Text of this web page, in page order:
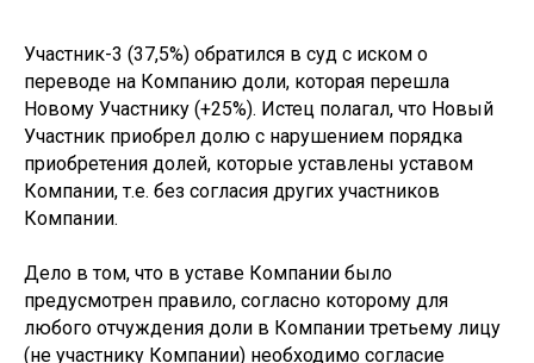
Участник-3 (37,5%) обратился в суд с иском о
переводе на Компанию доли, которая перешла
Новому Участнику (+25%). Истец полагал, что Новый
Участник приобрел долю с нарушением порядка
приобретения долей, которые уставлены уставом
Компании, т.е. без согласия других участников
Компании.
Дело в том, что в уставе Компании было
предусмотрен правило, согласно которому для
любого отчуждения доли в Компании третьему лицу
(не участнику Компании) необходимо согласие